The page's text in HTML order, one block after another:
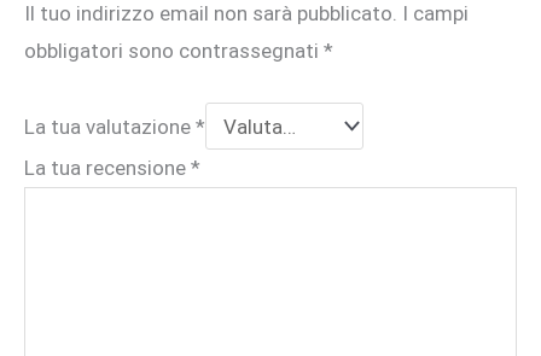
Il tuo indirizzo email non sarà pubblicato. I campi
obbligatori sono contrassegnati *
La tua valutazione *
La tua recensione *